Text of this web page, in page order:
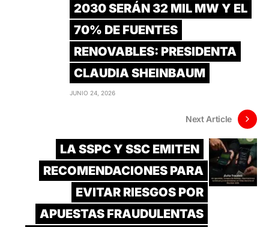
2030 SERÁN 32 MIL MW Y EL
70% DE FUENTES
RENOVABLES: PRESIDENTA
CLAUDIA SHEINBAUM
JUNIO 24, 2026
Next Article
LA SSPC Y SSC EMITEN
RECOMENDACIONES PARA
EVITAR RIESGOS POR
APUESTAS FRAUDULENTAS